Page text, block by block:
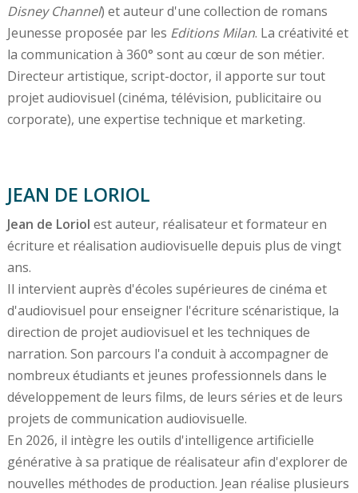
Disney Channel) et auteur d'une collection de romans
Jeunesse proposée par les Editions Milan. La créativité et
la communication à 360° sont au cœur de son métier.
Directeur artistique, script-doctor, il apporte sur tout
projet audiovisuel (cinéma, télévision, publicitaire ou
corporate), une expertise technique et marketing.
JEAN DE LORIOL
Jean de Loriol est auteur, réalisateur et formateur en
écriture et réalisation audiovisuelle depuis plus de vingt
ans.
Il intervient auprès d'écoles supérieures de cinéma et
d'audiovisuel pour enseigner l'écriture scénaristique, la
direction de projet audiovisuel et les techniques de
narration. Son parcours l'a conduit à accompagner de
nombreux étudiants et jeunes professionnels dans le
développement de leurs films, de leurs séries et de leurs
projets de communication audiovisuelle.
En 2026, il intègre les outils d'intelligence artificielle
générative à sa pratique de réalisateur afin d'explorer de
nouvelles méthodes de production. Jean réalise plusieurs